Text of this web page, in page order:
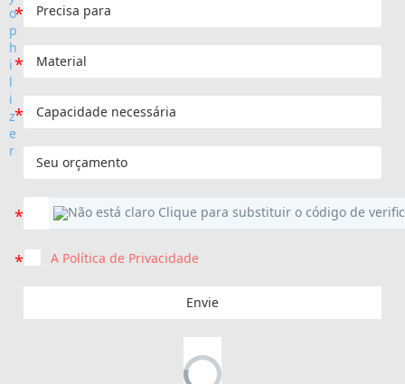
A Política de Privacidade
Envie